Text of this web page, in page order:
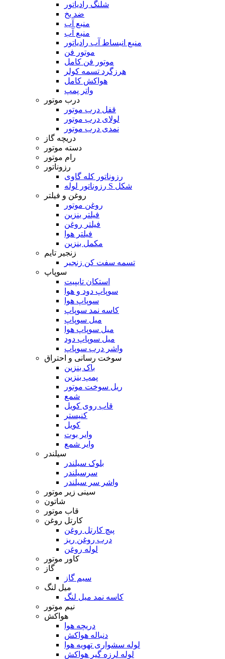
شلنگ رادیاتور
ضد یخ
منبع آب
منبع آب
منبع انبساط آب رادیاتور
موتور فن
موتور فن کامل
هرزگرد تسمه کولر
هواکش کامل
واتر پمپ
درب موتور
قفل درب موتور
لولای درب موتور
نمدی درب موتور
دریچه گاز
دسته موتور
رام موتور
رزوناتور
رزوناتور کله گاوی
رزوناتور لوله S شکل
روغن و فیلتر
روغن موتور
فیلتر بنزین
فیلتر روغن
فیلتر هوا
مکمل بنزین
زنجیر تایم
تسمه سفت کن زنجیر
سوپاپ
استکان تایپیت
سوپاپ دود و هوا
سوپاپ هوا
کاسه نمد سوپاپ
میل سوپاپ
میل سوپاپ هوا
میل سوپاپ دود
واشر درب سوپاپ
سوخت رسانی و احتراق
باک بنزین
پمپ بنزین
ریل سوخت موتور
شمع
قاب روی کویل
کنیستر
کویل
وایر بوت
وایر شمع
سیلندر
بلوک سیلندر
سرسیلندر
واشر سر سیلندر
سینی زیر موتور
شاتون
قاب موتور
کارتل روغن
پیچ کارتل روغن
درب روغن ریز
لوله روغن
کاور موتور
گاز
سیم گاز
میل لنگ
کاسه نمد میل لنگ
نیم موتور
هواکش
دریچه هوا
دنباله هواکش
لوله سشواری تهویه هوا
لوله لرزه گیر هواکش